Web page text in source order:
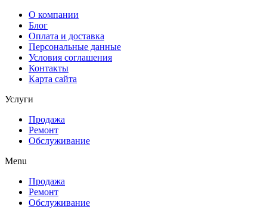
О компании
Блог
Оплата и доставка
Персональные данные
Условия соглашения
Контакты
Карта сайта
Услуги
Продажа
Ремонт
Обслуживание
Menu
Продажа
Ремонт
Обслуживание